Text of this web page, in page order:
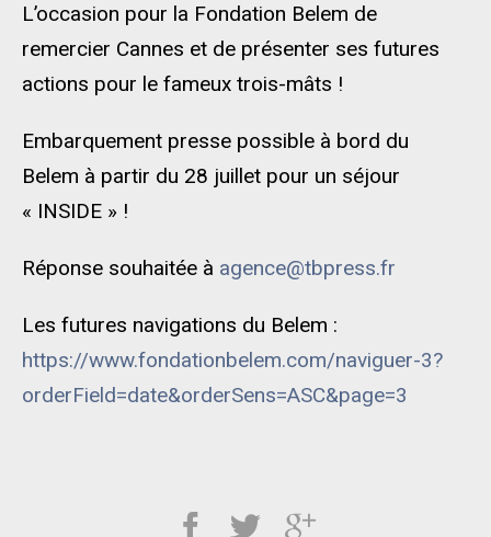
L’occasion pour la Fondation Belem de
remercier Cannes et de présenter ses futures
actions pour le fameux trois-mâts !
Embarquement presse possible à bord du
Belem à partir du 28 juillet pour un séjour
« INSIDE » !
Réponse souhaitée à agence@tbpress.fr
Les futures navigations du Belem :
https://www.fondationbelem.com/naviguer-3?
orderField=date&orderSens=ASC&page=3